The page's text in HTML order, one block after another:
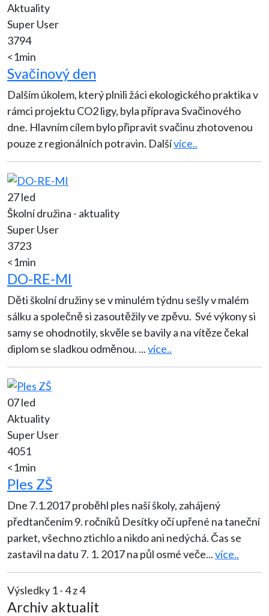
Aktuality
Super User
3794
<1min
Svačinový den
Dalším úkolem, který plnili žáci ekologického praktika v
rámci projektu CO2 ligy, byla příprava Svačinového
dne. Hlavním cílem bylo připravit svačinu zhotovenou
pouze z regionálních potravin. Dalšívíce..
27 led
Školní družina - aktuality
Super User
3723
<1min
DO-RE-MI
Děti školní družiny se v minulém týdnu sešly v malém
sálku a společně si zasoutěžily ve zpěvu. Své výkony si
samy se ohodnotily, skvěle se bavily a na vítěze čekal
diplom se sladkou odměnou. ...více..
07 led
Aktuality
Super User
4051
<1min
Ples ZŠ
Dne 7.1.2017 proběhl ples naší školy, zahájený
předtančením 9. ročníků Desítky očí upřené na taneční
parket, všechno ztichlo a nikdo ani nedýchá. Čas se
zastavil na datu 7. 1. 2017 na půl osmé veče...více..
Výsledky 1 - 4 z 4
Archiv aktualit